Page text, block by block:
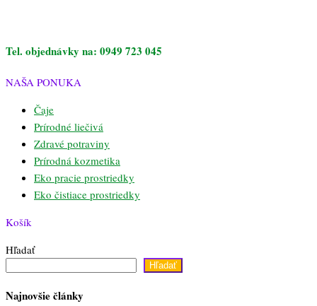
Tel. objednávky na: 0949 723 045
NAŠA PONUKA
Čaje
Prírodné liečivá
Zdravé potraviny
Prírodná kozmetika
Eko pracie prostriedky
Eko čistiace prostriedky
Košík
Hľadať
Hľadať
Najnovšie články